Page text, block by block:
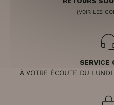
(VOIR LES
SERVICE
À VOTRE ÉCOUTE DU